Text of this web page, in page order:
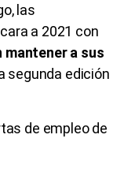
las
a 2021 con
mantener a sus
segunda edición
de empleo de